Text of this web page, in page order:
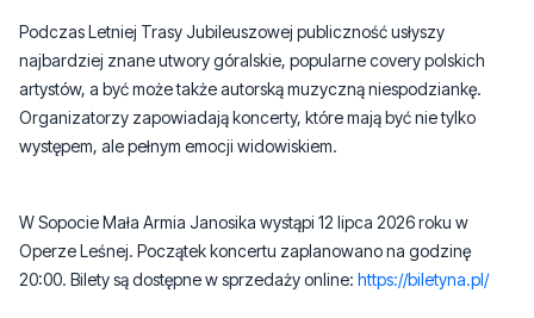
Podczas Letniej Trasy Jubileuszowej publiczność usłyszy
najbardziej znane utwory góralskie, popularne covery polskich
artystów, a być może także autorską muzyczną niespodziankę.
Organizatorzy zapowiadają koncerty, które mają być nie tylko
występem, ale pełnym emocji widowiskiem.
W Sopocie Mała Armia Janosika wystąpi 12 lipca 2026 roku w
Operze Leśnej. Początek koncertu zaplanowano na godzinę
20:00. Bilety są dostępne w sprzedaży online: https://biletyna.pl/